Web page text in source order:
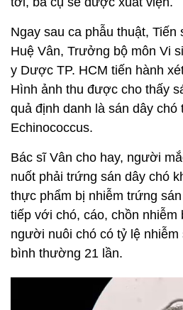
Ngay sau ca phẫu thuật, Tiến
Huệ Vân, Trưởng bộ môn Vi
y Dược TP. HCM tiến hành
Hình ảnh thu được cho thấy
quả định danh là sán dây chó
Echinococcus.
Bác sĩ Vân cho hay, người
nuốt phải trứng sán dây chó
thực phẩm bị nhiễm trứng
tiếp với chó, cáo, chồn
người nuôi chó có tỷ lệ
bình thường 21 lần.